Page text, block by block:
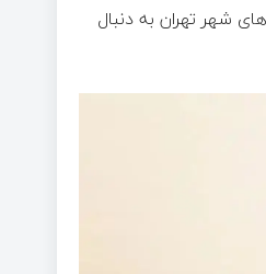
شهر تهران به دنبال